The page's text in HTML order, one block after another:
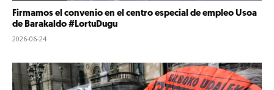
Firmamos el convenio en el centro especial de empleo Usoa
de Barakaldo #LortuDugu
2026-06-24